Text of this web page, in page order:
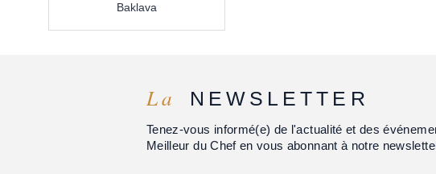
Baklava
La NEWSLETTER
Tenez-vous informé(e) de l'actualité et des
Meilleur du Chef en vous abonnant à notre